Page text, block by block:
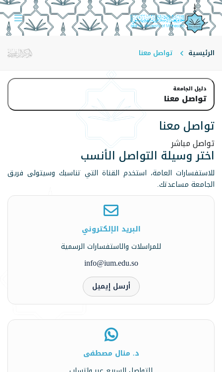
الرئيسية تواصل معنا
دليل الجامعة
تواصل معنا
تواصل معنا
تواصل مباشر
اختر وسيلة التواصل الأنسب
للاستفسارات العامة، استخدم القناة التي تناسبك وسيتولى فريق
الجامعة مساعدتك.
البريد الإلكتروني
للمراسلات والاستفسارات الرسمية
info@ium.edu.so
أرسل إيميل
د. منال مصطفى